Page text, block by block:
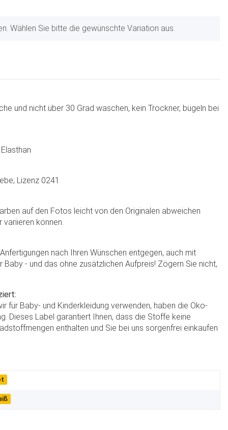
Wählen Sie bitte die gewünschte Variation aus.
und nicht über 30 Grad waschen, kein Trockner, bügeln bei
Lizenz 0241
auf den Fotos leicht von den Originalen abweichen
können.
nach Ihren Wünschen entgegen, auch mit
- und das ohne zusätzlichen Aufpreis! Zögern Sie nicht,
für Baby- und Kinderkleidung verwenden, haben die Öko-
Dieses Label garantiert Ihnen, dass die Stoffe keine
enthalten und Sie bei uns sorgenfrei einkaufen